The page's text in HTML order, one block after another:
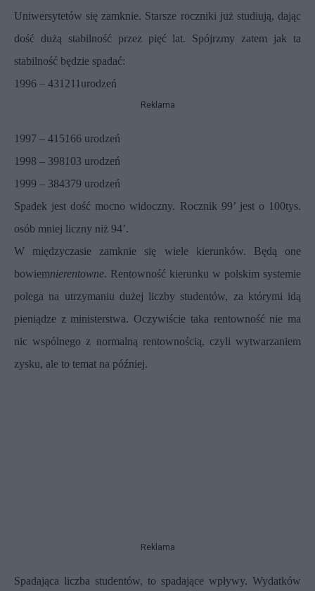
Uniwersytetów się zamknie. Starsze roczniki już studiują, dając
dość dużą stabilność przez pięć lat. Spójrzmy zatem jak ta
stabilność będzie spadać:
1996 – 431211urodzeń
Reklama
1997 – 415166 urodzeń
1998 – 398103 urodzeń
1999 – 384379 urodzeń
Spadek jest dość mocno widoczny. Rocznik 99’ jest o 100tys.
osób mniej liczny niż 94’.
W międzyczasie zamknie się wiele kierunków. Będą one
bowiemnierentowne. Rentowność kierunku w polskim systemie
polega na utrzymaniu dużej liczby studentów, za którymi idą
pieniądze z ministerstwa. Oczywiście taka rentowność nie ma
nic wspólnego z normalną rentownością, czyli wytwarzaniem
zysku, ale to temat na później.
Reklama
Spadająca liczba studentów, to spadające wpływy. Wydatków